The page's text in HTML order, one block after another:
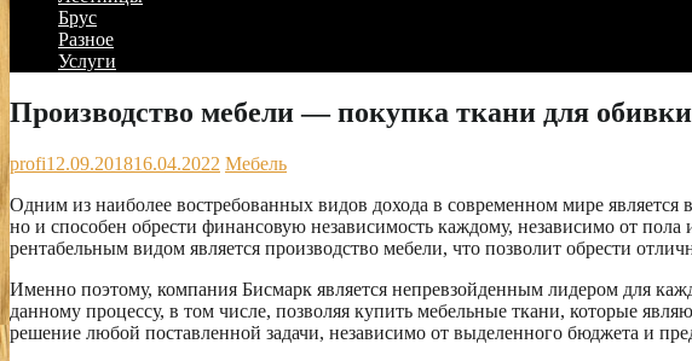
Брус
Разное
Услуги
Производство мебели — покупка ткани для обивки
profi12.09.201816.04.2022 Мебель
Одним из наиболее востребованных видов дохода в современном мире является
но и способен обрести финансовую независимость каждому, независимо от
рентабельным видом является производство мебели, что позволит обрести
Именно поэтому, компания Бисмарк является непревзойденным лидером для
данному процессу, в том числе, позволяя купить мебельные ткани, которые
решение любой поставленной задачи, независимо от выделенного бюджета и